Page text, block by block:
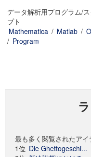
データ解析用プログラム/ス
プト
Mathematica / Matlab /
/ Program
最も多く閲覧されたアイ
1位 Die Ghettogeschi...